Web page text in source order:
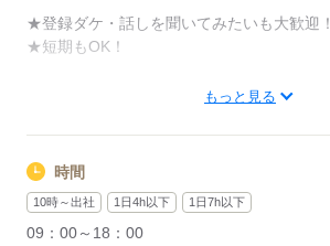
・・・
弊社では
『速払いサービス』を導入◎
★登録ダケ・話しを聞いてみたいも大歓迎！
★短期もOK！
★長期勤務大歓迎
長期で働きたい方には
他案件のご紹介も可能です！
もっと見る
時間
10時～出社 1日4h以下 1日7h以下
09：00～18：00